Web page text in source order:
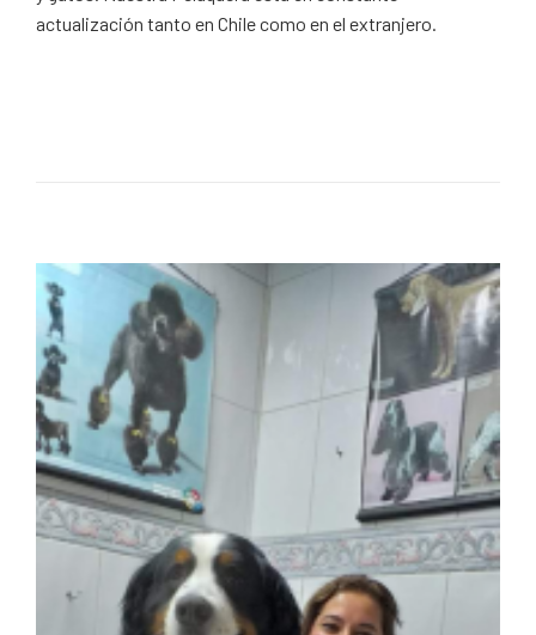
actualización tanto en Chile como en el extranjero.